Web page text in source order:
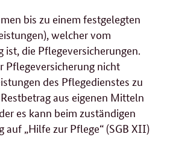
bis zu einem festgelegten
welcher vom
ist, die Pflegeversicherungen.
Pflegeversicherung nicht
des Pflegedienstes zu
aus eigenen Mitteln
es kann beim zuständigen
auf „Hilfe zur Pflege“ (SGB XII)